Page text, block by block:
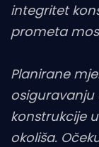
integritet
prometa
Planirane
osiguravanju
konstrukcije
okoliša.